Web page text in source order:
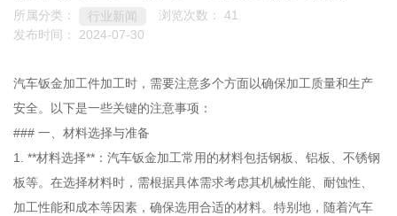
所属分类： 行业新闻 浏览次数： 41
发布时间： 2024-07-30
汽车钣金加工件加工时，需要注意多个方面以确保加工质量和生产
安全。以下是一些关键的注意事项：
### 一、材料选择与准备
1. **材料选择**：汽车钣金加工常用的材料包括钢板、铝板、不锈钢
板等。在选择材料时，需根据具体需求考虑其机械性能、耐蚀性、
加工性能和成本等因素，确保选用合适的材料。特别地，随着汽车